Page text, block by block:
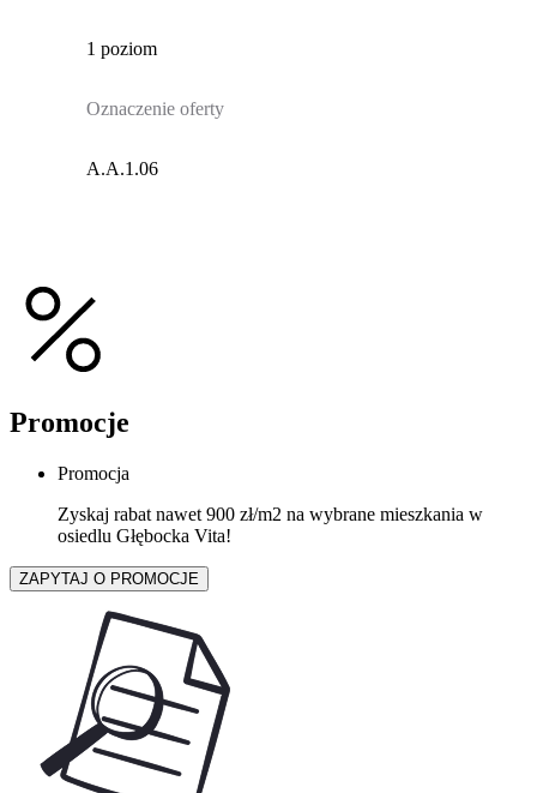
1 poziom
Oznaczenie oferty
A.A.1.06
Promocje
Promocja
Zyskaj rabat nawet 900 zł/m2 na wybrane mieszkania w
osiedlu Głębocka Vita!
ZAPYTAJ O PROMOCJE